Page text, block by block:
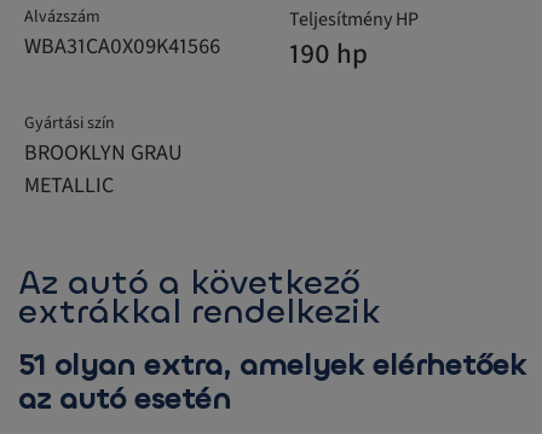
Alvázszám
WBA31CA0X09K41566
Teljesítmény HP
190 hp
Gyártási szín
BROOKLYN GRAU
METALLIC
Az autó a következő
extrákkal rendelkezik
51 olyan extra, amelyek elérhetőek
az autó esetén